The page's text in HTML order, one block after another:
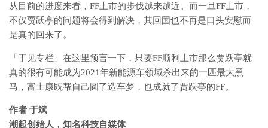
从目前的进度来看，FF上市的步伐越来越近。而一旦FF上市，
不仅贾跃亭的问题将会得到解决，其回国也不再是口头安慰而
是真的回来了。
「于见专栏」在这里预言一下，只要FF顺利上市那么贾跃亭就
真的很有可能成为2021年新能源车领域杀出来的一匹最大黑
马，富士康既帮自己圆了造车梦，也成就了贾跃亭的FF。
作者 于斌
潮起创始人，知名科技自媒体